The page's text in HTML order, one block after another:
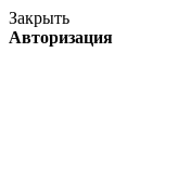
Закрыть
Авторизация